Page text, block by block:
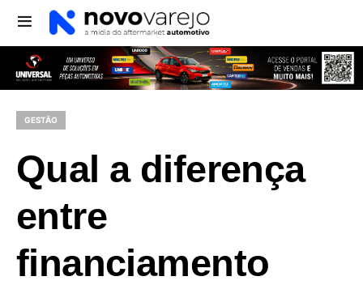
GESTÃO
Qual a diferença
entre
financiamento